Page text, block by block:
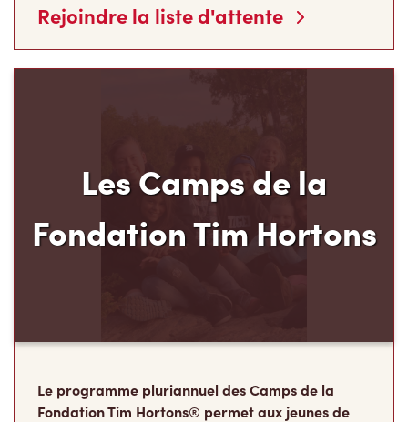
Rejoindre la liste d'attente
Les Camps de la
Fondation Tim Hortons
Le programme pluriannuel des Camps de la
Fondation Tim Hortons® permet aux jeunes de